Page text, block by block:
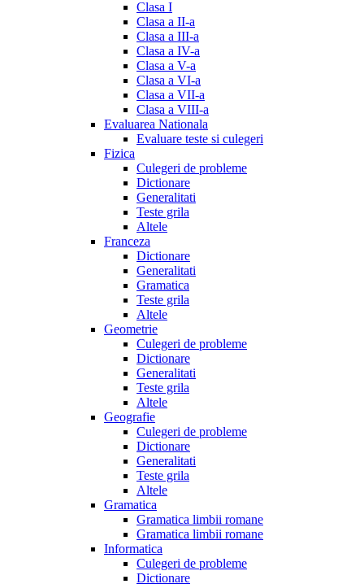
Clasa I
Clasa a II-a
Clasa a III-a
Clasa a IV-a
Clasa a V-a
Clasa a VI-a
Clasa a VII-a
Clasa a VIII-a
Evaluarea Nationala
Evaluare teste si culegeri
Fizica
Culegeri de probleme
Dictionare
Generalitati
Teste grila
Altele
Franceza
Dictionare
Generalitati
Gramatica
Teste grila
Altele
Geometrie
Culegeri de probleme
Dictionare
Generalitati
Teste grila
Altele
Geografie
Culegeri de probleme
Dictionare
Generalitati
Teste grila
Altele
Gramatica
Gramatica limbii romane
Gramatica limbii romane
Informatica
Culegeri de probleme
Dictionare